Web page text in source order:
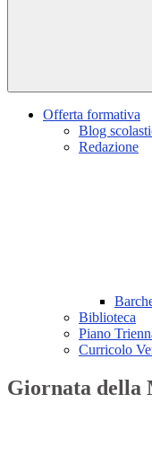
Offerta formativa
Blog
Redazione
Biblioteca
Piano
Curricolo
Giornata della